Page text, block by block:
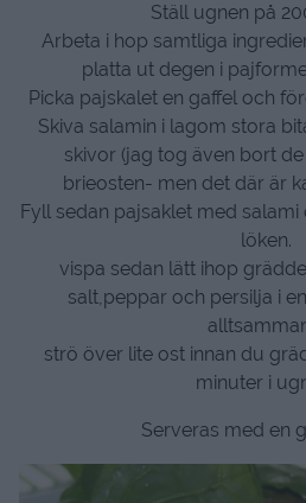
Ställ ugnen på
Arbeta i hop samtliga
platta ut degen i
Picka pajskalet en gaffel och
Skiva salamin i lagom stora
skivor (jag tog även bort
brieosten- men det där är
Fyll sedan pajsaklet med
löken.
vispa sedan lätt ihop
salt,peppar och persilja i
strö över lite ost innan du
minuter i
Serveras med en